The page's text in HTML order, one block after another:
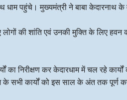
धाम पहुंचे। मुख्यमंत्री ने बाबा केदारनाथ के
की शांति एवं उनकी मुक्ति के लिए हवन
का निरीक्षण कर केदारधाम में चल रहे कार्यों
के सभी कार्यों को इस साल के अंत तक पूर्ण